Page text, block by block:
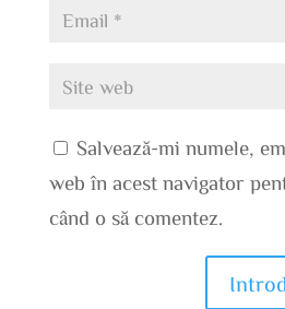
Salvează-mi numele,
web în acest navigator
când o să comentez.